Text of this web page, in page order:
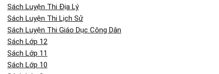
Sách Luyện Thi Địa Lý
Sách Luyện Thi Lịch Sử
Sách Luyện Thi Giáo Dục Công Dân
Sách Lớp 12
Sách Lớp 11
Sách Lớp 10